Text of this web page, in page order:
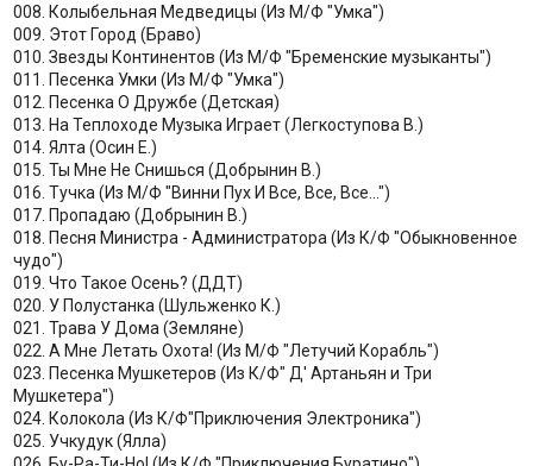
008. Колыбельная Медведицы (Из М/Ф "Умка")
009. Этот Город (Браво)
010. Звезды Континентов (Из М/Ф "Бременские музыканты")
011. Песенка Умки (Из М/Ф "Умка")
012. Песенка О Дружбе (Детская)
013. На Теплоходе Музыка Играет (Легкоступова В.)
014. Ялта (Осин Е.)
015. Ты Мне Не Снишься (Добрынин В.)
016. Тучка (Из М/Ф "Винни Пух И Все, Все, Все...")
017. Пропадаю (Добрынин В.)
018. Песня Министра - Администратора (Из К/Ф "Обыкновенное
чудо")
019. Что Такое Осень? (ДДТ)
020. У Полустанка (Шульженко К.)
021. Трава У Дома (Земляне)
022. А Мне Летать Охота! (Из М/Ф "Летучий Корабль")
023. Песенка Мушкетеров (Из К/Ф" Д' Артаньян и Три
Мушкетера")
024. Колокола (Из К/Ф"Приключения Электроника")
025. Учкудук (Ялла)